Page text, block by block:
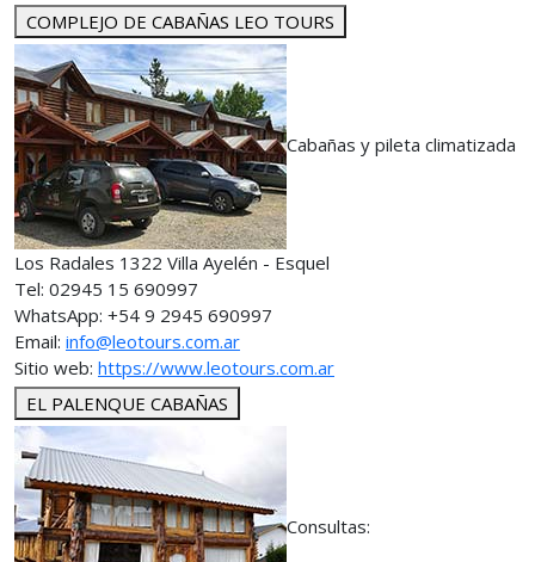
COMPLEJO DE CABAÑAS LEO TOURS
Cabañas y pileta climatizada
Los Radales 1322 Villa Ayelén - Esquel
Tel: 02945 15 690997
WhatsApp: +54 9 2945 690997
Email: info@leotours.com.ar
Sitio web: https://www.leotours.com.ar
EL PALENQUE CABAÑAS
Consultas: